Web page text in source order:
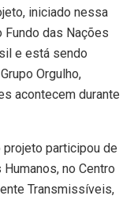
iniciado nessa
Fundo das Nações
e está sendo
Orgulho,
acontecem durante
projeto participou de
no Centro
Transmissíveis,